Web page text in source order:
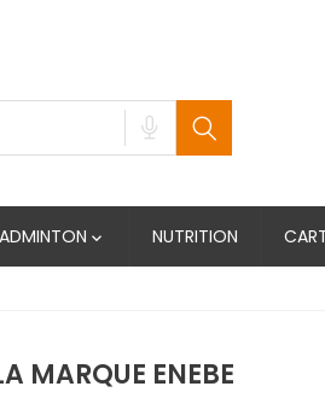
 NUTRITION
MARQUE ENEBE